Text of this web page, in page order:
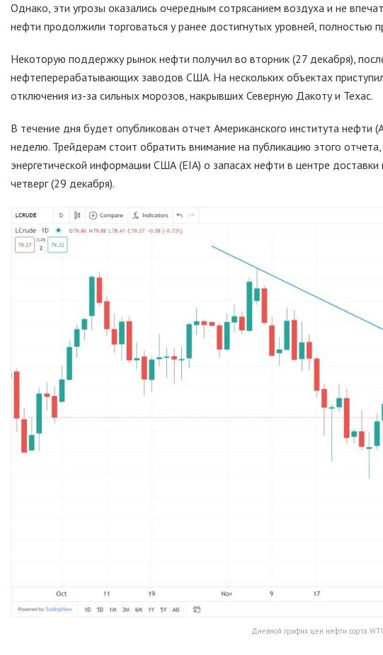
Однако, эти угрозы оказались очередным сотрясанием воздуха и не
нефти продолжили торговаться у ранее достигнутых уровней, полностью
Некоторую поддержку рынок нефти получил во вторник (27 декабря),
нефтеперерабатывающих заводов США. На нескольких объектах
отключения из-за сильных морозов, накрывших Северную Дакоту и Техас.
В течение дня будет опубликован отчет Американского института
неделю. Трейдерам стоит обратить внимание на публикацию этого
энергетической информации США (EIA) о запасах нефти в центре
четверг (29 декабря).
Дневной график цен нефти сорта WTI